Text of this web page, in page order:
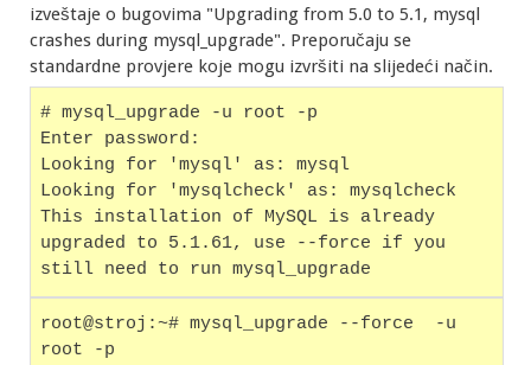
izveštaje o bugovima "Upgrading from 5.0 to 5.1, mysql
crashes during mysql_upgrade". Preporučaju se
standardne provjere koje mogu izvršiti na slijedeći način.
# mysql_upgrade -u root -p
Enter password:
Looking for 'mysql' as: mysql
Looking for 'mysqlcheck' as: mysqlcheck
This installation of MySQL is already
upgraded to 5.1.61, use --force if you
still need to run mysql_upgrade
root@stroj:~# mysql_upgrade --force  -u
root -p